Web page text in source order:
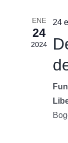
ENE
24
2024
24